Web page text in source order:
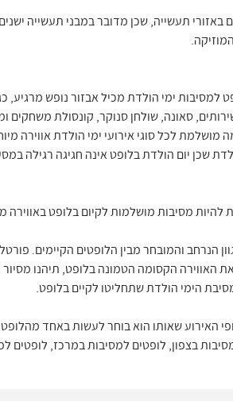
תעשייה, שכן מדובר במבני תעשייה
למסיבות ימי הולדת מכיל אבזור נופש מרגיע,
סאונה, שולחן סנוקר, קונסולת משחקים
לכל סוגי אירועי ימי הולדת אווירה
שכן יום הולדת בלופט אינה חגיגה רגילה
מסיבות מושלמות לקיום בלופט באווירה
האווירה הקסומה הטמונה בלופט, תיהנו מסיור
האירוע שאותו הוא בוחר לעשות באחד
למסיבות, לופטים למסיבות בצפון, לופטים למסיבות